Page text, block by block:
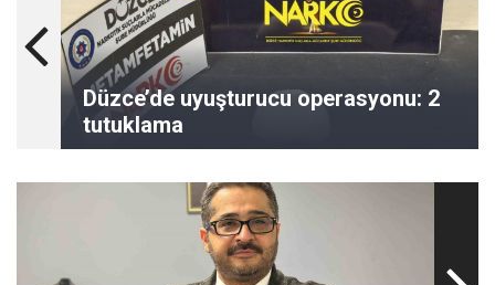
Düzce’de uyuşturucu operasyonu: 2
tutuklama